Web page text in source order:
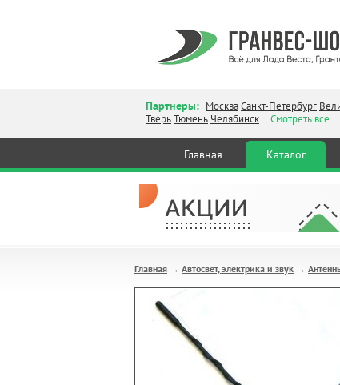
Партнеры: МоскваСанкт-Петербург
ТверьТюмень Челябинск...Смотреть все
Главная Каталог
Главная → Автосвет, электрика и звук →